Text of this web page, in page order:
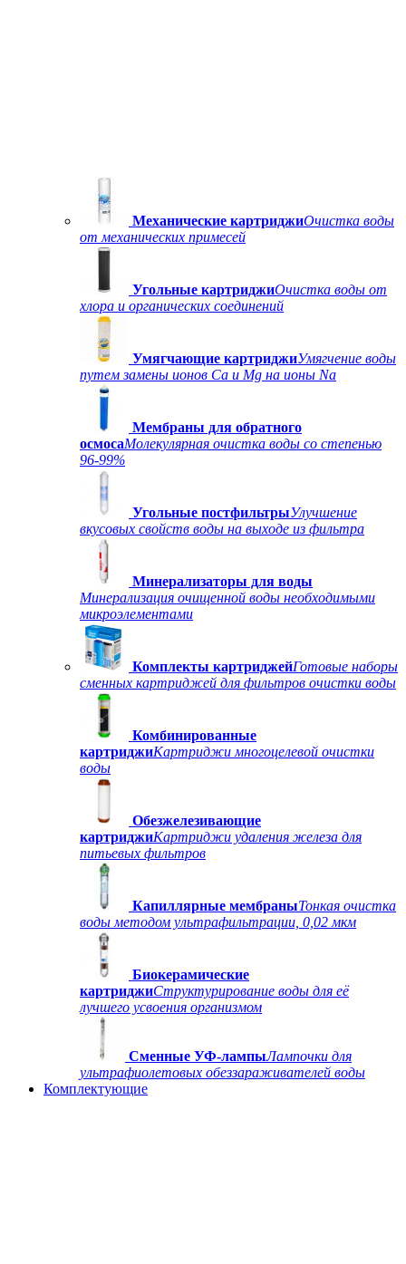
Механические картриджиОчистка воды
от механических примесей
Угольные картриджиОчистка воды от
хлора и органических соединений
Умягчающие картриджиУмягчение воды
путем замены ионов Ca и Mg на ионы Na
Мембраны для обратного
осмосаМолекулярная очистка воды со степенью
96-99%
Угольные постфильтрыУлучшение
вкусовых свойств воды на выходе из фильтра
Минерализаторы для воды
Минерализация очищенной воды необходимыми
микроэлементами
Комплекты картриджейГотовые наборы
сменных картриджей для фильтров очистки воды
Комбинированные
картриджиКартриджи многоцелевой очистки
воды
Обезжелезивающие
картриджиКартриджи удаления железа для
питьевых фильтров
Капиллярные мембраныТонкая очистка
воды методом ультрафильтрации, 0,02 мкм
Биокерамические
картриджиСтруктурирование воды для её
лучшего усвоения организмом
Сменные УФ-лампыЛампочки для
ультрафиолетовых обеззараживателей воды
Комплектующие